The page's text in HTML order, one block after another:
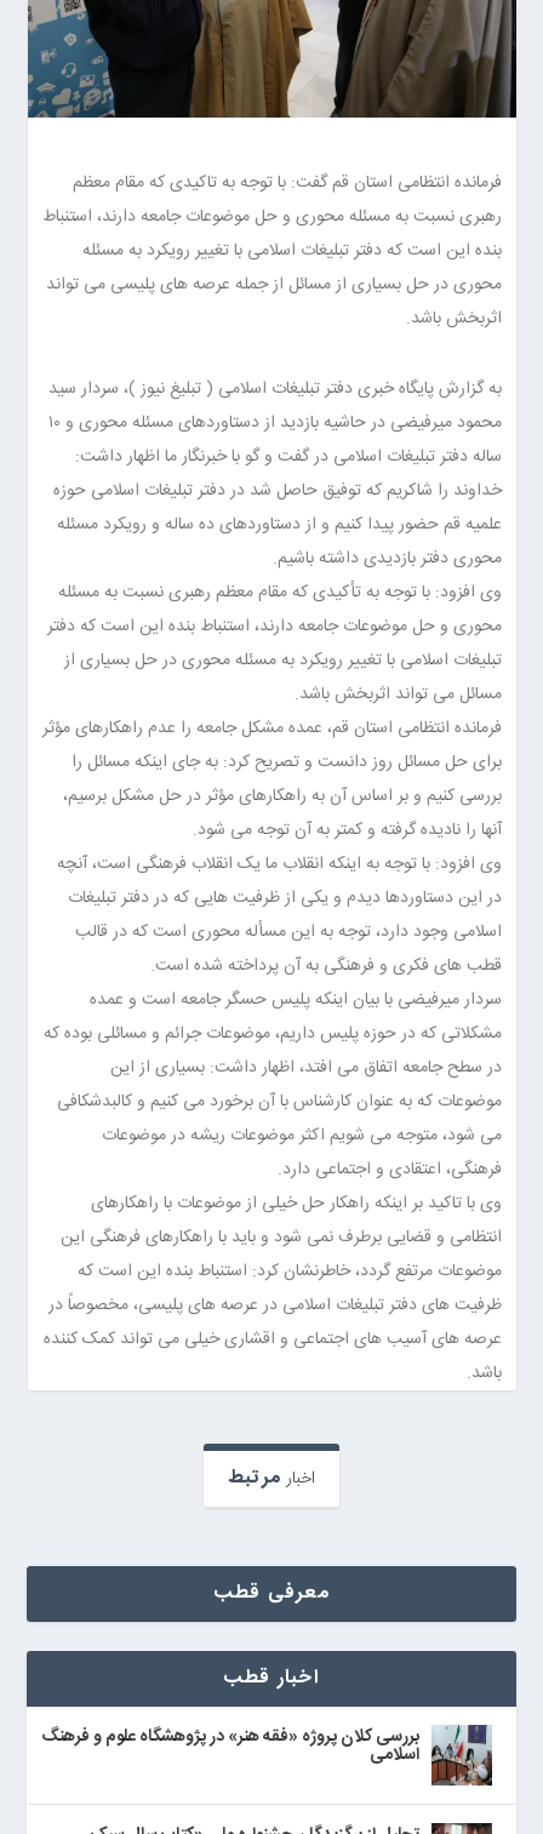
فرمانده انتظامی استان قم گفت: با توجه به تاکیدی که مقام معظم
رهبری نسبت به مسئله محوری و حل موضوعات جامعه دارند، استنباط
بنده این است که دفتر تبلیغات اسلامی با تغییر رویکرد به مسئله
محوری در حل بسیاری از مسائل از جمله عرصه های پلیسی می تواند
اثربخش باشد.
به گزارش پایگاه خبری دفتر تبلیغات اسلامی (تبلیغ نیوز )، سردار سید
محمود میرفیضی در حاشیه بازدید از دستاوردهای مسئله محوری و ۱۰
ساله دفتر تبلیغات اسلامی در گفت و گو با خبرنگار ما اظهار داشت:
خداوند را شاکریم که توفیق حاصل شد در دفتر تبلیغات اسلامی حوزه
علمیه قم حضور پیدا کنیم و از دستاوردهای ده ساله و رویکرد مسئله
محوری دفتر بازدیدی داشته باشیم.
وی افزود: با توجه به تأکیدی که مقام معظم رهبری نسبت به مسئله
محوری و حل موضوعات جامعه دارند، استنباط بنده این است که دفتر
تبلیغات اسلامی با تغییر رویکرد به مسئله محوری در حل بسیاری از
مسائل می تواند اثربخش باشد.
فرمانده انتظامی استان قم، عمده مشکل جامعه را عدم راهکارهای مؤثر
برای حل مسائل روز دانست و تصریح کرد: به جای اینکه مسائل را
بررسی کنیم و بر اساس آن به راهکارهای مؤثر در حل مشکل برسیم،
آنها را نادیده گرفته و کمتر به آن توجه می شود.
وی افزود: با توجه به اینکه انقلاب ما یک انقلاب فرهنگی است، آنچه
در این دستاوردها دیدم و یکی از ظرفیت هایی که در دفتر تبلیغات
اسلامی وجود دارد، توجه به این مسأله محوری است که در قالب
قطب های فکری و فرهنگی به آن پرداخته شده است.
سردار میرفیضی با بیان اینکه پلیس حسگر جامعه است و عمده
مشکلاتی که در حوزه پلیس داریم، موضوعات جرائم و مسائلی بوده که
در سطح جامعه اتفاق می افتد، اظهار داشت: بسیاری از این
موضوعات که به عنوان کارشناس با آن برخورد می کنیم و کالبدشکافی
می شود، متوجه می شویم اکثر موضوعات ریشه در موضوعات
فرهنگی، اعتقادی و اجتماعی دارد.
وی با تاکید بر اینکه راهکار حل خیلی از موضوعات با راهکارهای
انتظامی و قضایی برطرف نمی شود و باید با راهکارهای فرهنگی این
موضوعات مرتفع گردد، خاطرنشان کرد: استنباط بنده این است که
ظرفیت های دفتر تبلیغات اسلامی در عرصه های پلیسی، مخصوصاً در
عرصه های آسیب های اجتماعی و اقشاری خیلی می تواند کمک کننده
باشد.
اخبار مرتبط
معرفی قطب
اخبار قطب
بررسی کلان پروژه «فقه هنر» در پژوهشگاه علوم و فرهنگ
اسلامی